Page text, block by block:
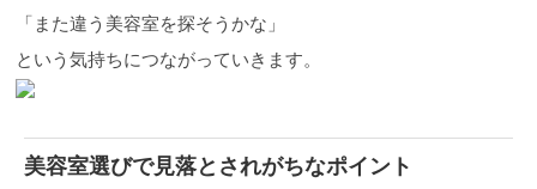
「また違う美容室を探そうかな」
という気持ちにつながっていきます。
美容室選びで見落とされがちなポイント